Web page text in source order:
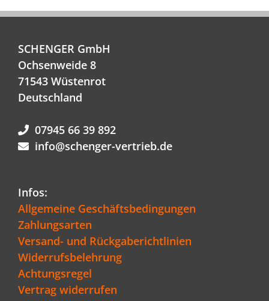
SCHENGER GmbH
Ochsenweide 8
71543 Wüstenrot
Deutschland
07945 66 39 892
info@schenger-vertrieb.de
Infos:
Allgemeine Geschäftsbedingungen
Zahlungsarten
Versand- und Rückgaberichtlinien
Widerrufsbelehrung
Achtungsregel
Vertrag widerrufen